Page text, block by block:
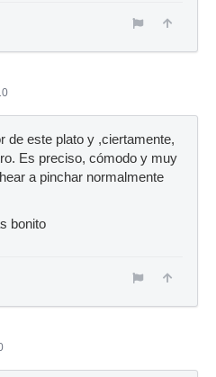
de este plato y ,ciertamente,
Es preciso, cómodo y muy
a pinchar normalmente
bonito